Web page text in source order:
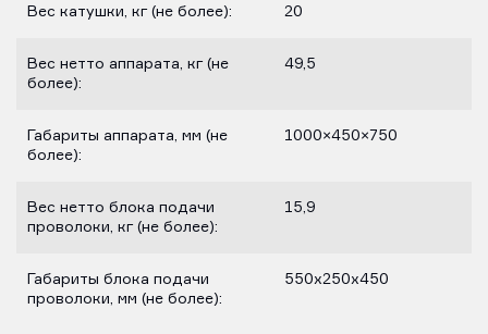
Вес катушки, кг (не более): 20
Вес нетто аппарата, кг (не
более):
49,5
Габариты аппарата, мм (не
более):
1000×450×750
Вес нетто блока подачи
проволоки, кг (не более):
15,9
Габариты блока подачи
проволоки, мм (не более):
550х250х450